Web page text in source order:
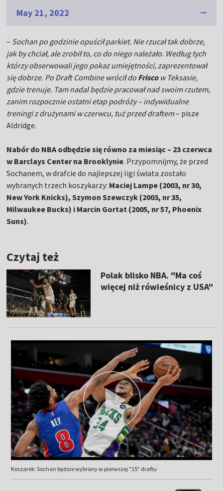
May 21, 2022
– Sochan po godzinie opuścił parkiet. Nie rzucał tak dobrze,
jak by chciał, ale zrobił to, co do niego należało. Według tych
którzy obserwowali jego pokaz umiejętności, zaprezentował
się dobrze. Po Draft Combine wrócił do Friscow Teksasie,
gdzie trenuje. Tam nadal będzie pracował nad swoim rzutem,
zanim rozpocznie ostatni etap podróży – indywidualne
treningi z drużynami w czerwcu, tuż przed draftem– pisze
Aldridge.
Nabór do NBA odbędzie się równo za miesiąc – 23 czerwca
w Barclays Center na Brooklynie. Przypomnijmy, że przed
Sochanem, w drafcie do najlepszej ligi świata zostało
wybranych trzech koszykarzy: Maciej Lampe (2003, nr 30,
New York Knicks), Szymon Szewczyk (2003, nr 35,
Milwaukee Bucks) i Marcin Gortat (2005, nr 57, Phoenix
Suns).
Czytaj też
Polak blisko NBA. "Ma coś
więcej niż rówieśnicy z USA"
Koszarek: Sochan będzie wybrany w pierwszej "15" draftu